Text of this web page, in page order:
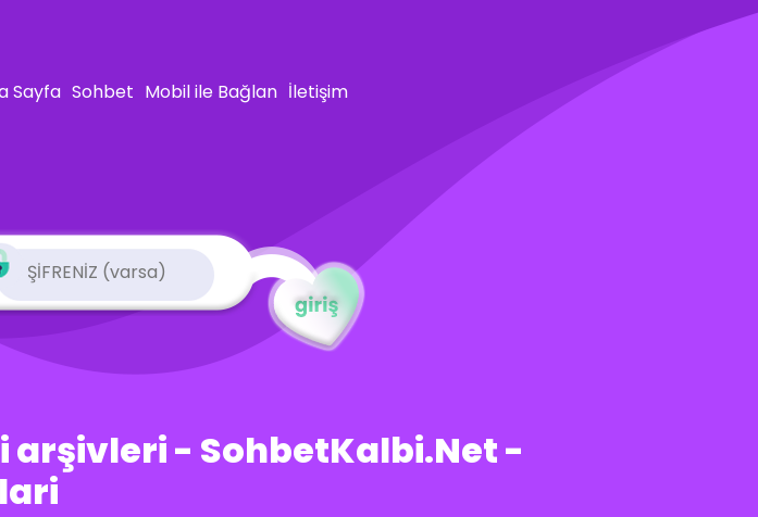
Sayfa Sohbet Mobil ile Bağlan İletişim
arşivleri - SohbetKalbi.Net -